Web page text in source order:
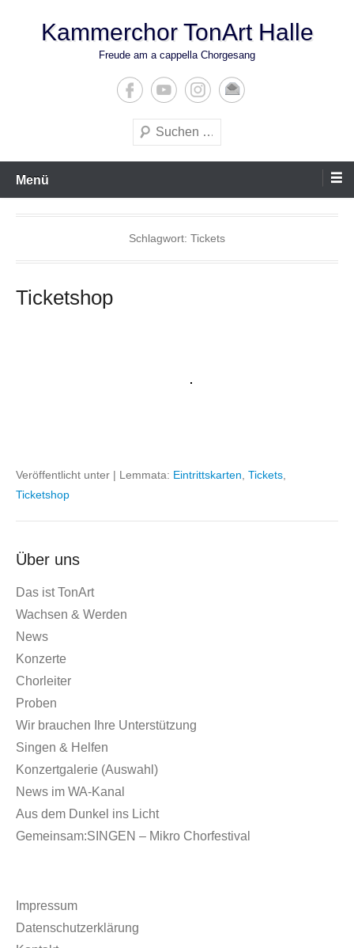
Kammerchor TonArt Halle
Freude am a cappella Chorgesang
Suchen
Menü
Schlagwort: Tickets
Ticketshop
Veröffentlicht unter | Lemmata: Eintrittskarten Tickets
Ticketshop
Über uns
Das ist TonArt
Wachsen & Werden
News
Konzerte
Chorleiter
Proben
Wir brauchen Ihre Unterstützung
Singen & Helfen
Konzertgalerie (Auswahl)
News im WA-Kanal
Aus dem Dunkel ins Licht
Gemeinsam:SINGEN – Mikro Chorfestival
Impressum
Datenschutzerklärung